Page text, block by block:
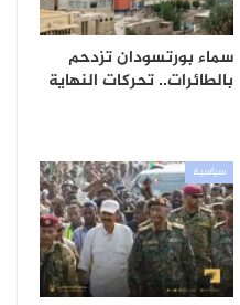
سماء بورتسودان تزدحم
بالطائرات.. تحركات النهاية
سياسية